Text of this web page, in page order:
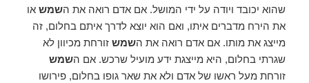
שהוא יכובד ויודה על ידי המושל. אם אדם רואה את השמש או
את הירח מדברים איתו, ואם הוא יוצא לדרך איתם בחלום, זה
מייצג את מותו. אם אדם רואה את השמש זורחת מכיוון לא
שגרתי בחלום, היא מייצגת ידע מועיל שרכש. אם השמש
זורחת מעל ראשו של אדם ולא את שאר גופו בחלום, פירושו